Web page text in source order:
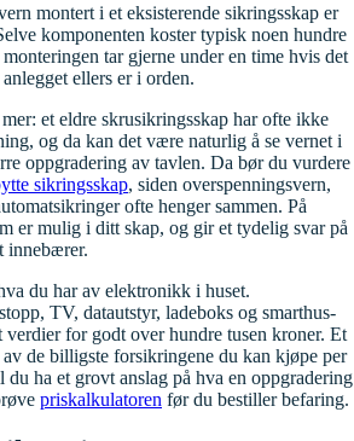
montert i et eksisterende sikringsskap er
komponenten koster typisk noen hundre
tar gjerne under en time hvis det
ellers er i orden.
et eldre skrusikringsskap har ofte ikke
og da kan det være naturlig å se vernet i
oppgradering av tavlen. Da bør du vurdere
sikringsskap, siden overspenningsvern,
ofte henger sammen. På
er mulig i ditt skap, og gir et tydelig svar på
innebærer.
du har av elektronikk i huset.
TV, datautstyr, ladeboks og smarthus-
verdier for godt over hundre tusen kroner. Et
de billigste forsikringene du kan kjøpe per
ha et grovt anslag på hva en oppgradering
priskalkulatoren før du bestiller befaring.